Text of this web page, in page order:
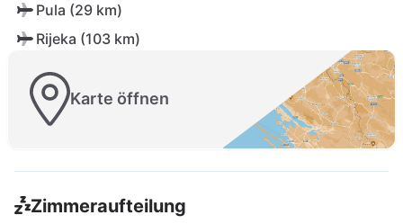
Pula (29 km)
Rijeka (103 km)
Karte öffnen
Zimmeraufteilung